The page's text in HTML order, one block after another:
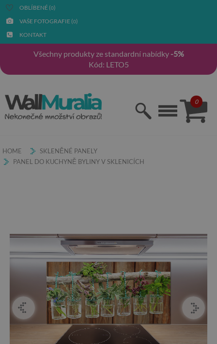
OBLÍBENÉ (0)
VAŠE FOTOGRAFIE (0)
KONTAKT
Všechny produkty ze standardní nabídky -5%
Kód: LETO5
0
HOME
SKLENĚNÉ PANELY
PANEL DO KUCHYNĚ BYLINY V SKLENICÍCH